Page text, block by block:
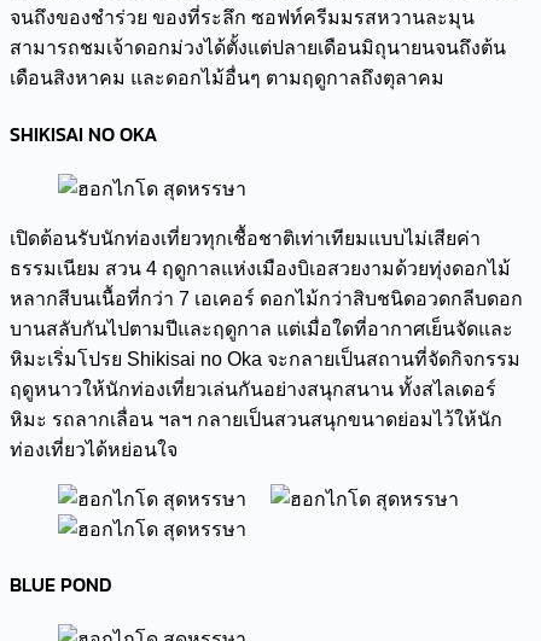
จนถึงของชำร่วย ของที่ระลึก ซอฟท์ครีมมรสหวานละมุน
สามารถชมเจ้าดอกม่วงได้ตั้งแต่ปลายเดือนมิถุนายนจนถึงต้น
เดือนสิงหาคม และดอกไม้อื่นๆ ตามฤดูกาลถึงตุลาคม
SHIKISAI NO OKA
เปิดต้อนรับนักท่องเที่ยวทุกเชื้อชาติเท่าเทียมแบบไม่เสียค่า
ธรรมเนียม สวน 4 ฤดูกาลแห่งเมืองบิเอสวยงามด้วยทุ่งดอกไม้
หลากสีบนเนื้อที่กว่า 7 เอเคอร์ ดอกไม้กว่าสิบชนิดอวดกลีบดอก
บานสลับกันไปตามปีและฤดูกาล แต่เมื่อใดที่อากาศเย็นจัดและ
หิมะเริ่มโปรย Shikisai no Oka จะกลายเป็นสถานที่จัดกิจกรรม
ฤดูหนาวให้นักท่องเที่ยวเล่นกันอย่างสนุกสนาน ทั้งสไลเดอร์
หิมะ รถลากเลื่อน ฯลฯ กลายเป็นสวนสนุกขนาดย่อมไว้ให้นัก
ท่องเที่ยวได้หย่อนใจ
BLUE POND